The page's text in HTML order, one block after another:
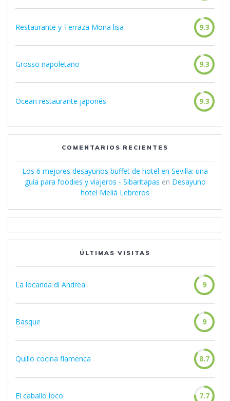
Restaurante y Terraza Mona lisa 9.3
Grosso napoletano 9.3
Ocean restaurante japonés 9.3
COMENTARIOS RECIENTES
Los 6 mejores desayunos buffet de hotel en Sevilla: una
guía para foodies y viajeros - Sibaritapas en Desayuno
hotel Meliá Lebreros
ÚLTIMAS VISITAS
La locanda di Andrea 9
Basque 9
Quillo cocina flamenca 8.7
El caballo loco 7.7